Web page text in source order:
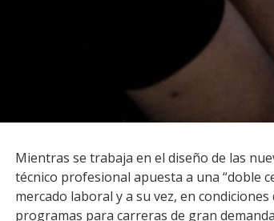
Facebook
Mientras se trabaja en el diseño de las
técnico profesional apuesta a una “doble
mercado laboral y a su vez, en
programas para carreras de gran